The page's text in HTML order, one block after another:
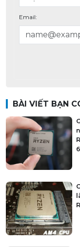
Email:
BÀI VIẾT BẠN